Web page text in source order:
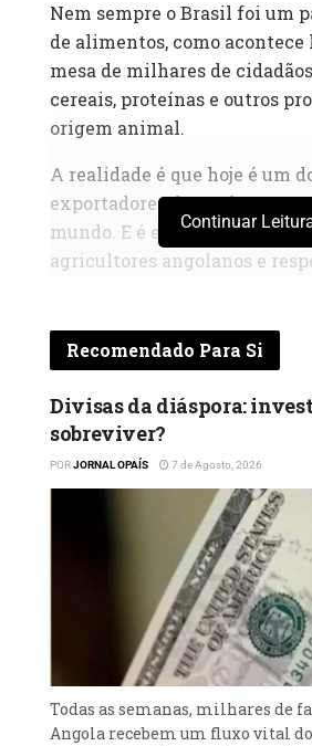
Nem sempre o Brasil foi um
de alimentos, como acontece
mesa de milhares de
cereais, proteínas e outros
origem animal.
A realidade é que hoje é um
exportadores de produtos
mundo. E é esta experiência
agricultores angolanos e
O ministro brasileiro da
Fávaro, disse
tem um enorme potencial
Continuar
Recomendado Para Si
Divisas da diáspora:
sobreviver?
PORJORNAL OPAÍS 7 de Agosto, 2026
Todas as semanas, milhares de
Angola recebem um fluxo vital